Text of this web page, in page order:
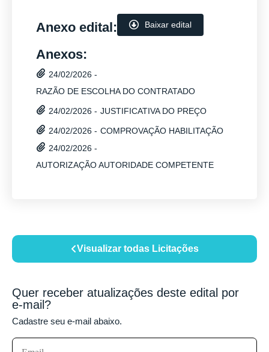
Visualizar todas Licitações
Quer receber atualizações deste edital por
e-mail?
Cadastre seu e-mail abaixo.
Anexo edital: Baixar edital
Anexos:
24/02/2026 -
RAZÃO DE ESCOLHA DO CONTRATADO
24/02/2026 - JUSTIFICATIVA DO PREÇO
24/02/2026 - COMPROVAÇÃO HABILITAÇÃO
24/02/2026 -
AUTORIZAÇÃO AUTORIDADE COMPETENTE